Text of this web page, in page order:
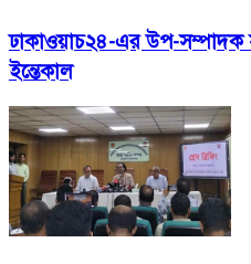
ঢাকাওয়াচ২৪-এর উপ-সম্পাদক
ইন্তেকাল